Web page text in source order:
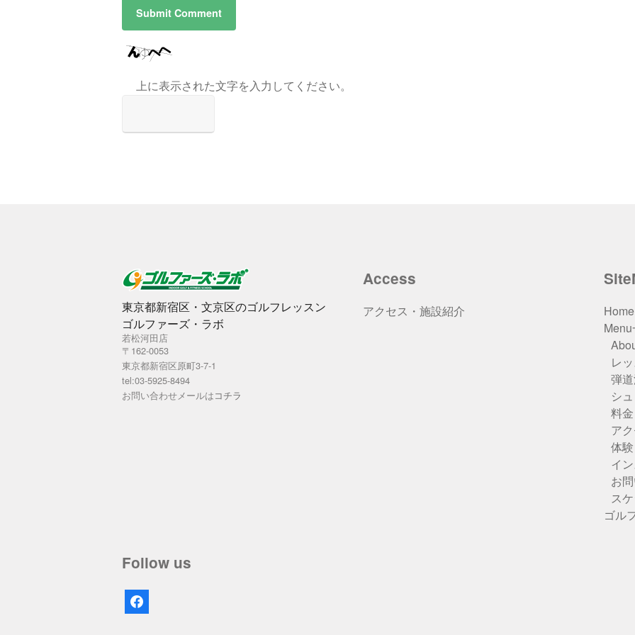
上に表示された文字を入力してください。
東京都新宿区・文京区のゴルフレッスン
ゴルファーズ・ラボ
若松河田店
〒162-0053
東京都新宿区原町3-7-1
tel:03-5925-8494
お問い合わせメールはコチラ
Access
アクセス・施設紹介
Home
レ
弾
シ
料
ア
体
イ
お
ス
ゴル
Follow us
facebook